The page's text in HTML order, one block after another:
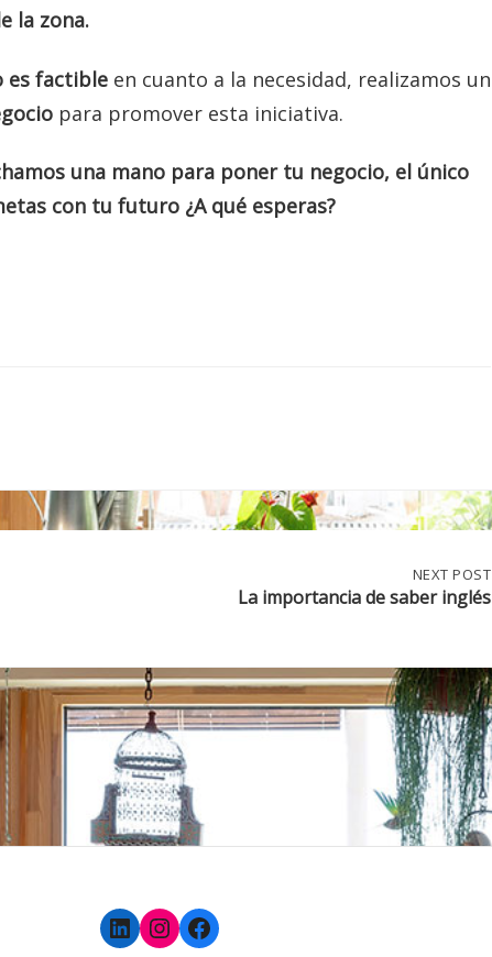
la zona.
es factible en cuanto a la necesidad, realizamos un
para promover esta iniciativa.
una mano para poner tu negocio, el único
con tu futuro ¿A qué esperas?
SABER
INGLÉS
NEXT POST
La importancia de saber inglés
LinkedIn
Instagram
Facebook